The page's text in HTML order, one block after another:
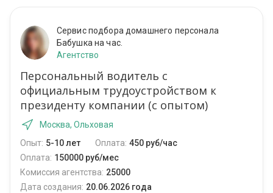
Сервис подбора домашнего персонала
Бабушка на час.
Агентство
Персональный водитель с
официальным трудоустройством к
президенту компании (с опытом)
Москва, Ольховая
Опыт: 5-10 лет Оплата: 450 руб/час
Оплата: 150000 руб/мес
Комиссия агентства: 25000
Дата создания: 20.06.2026 года